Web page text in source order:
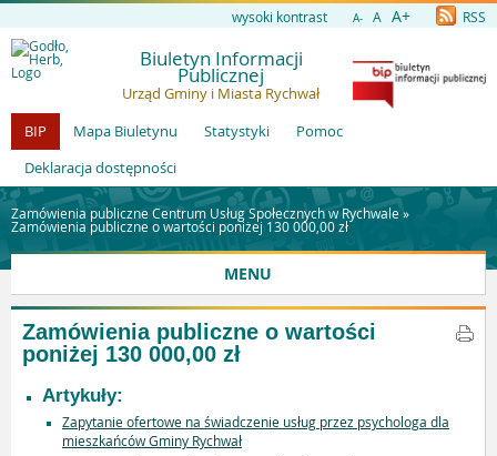
wysoki kontrast A- A A+ RSS
Biuletyn Informacji
Publicznej
Urząd Gminy i Miasta Rychwał
BIP
Mapa Biuletynu Statystyki
Pomoc
Deklaracja dostępności
Zamówienia publiczne Centrum Usług Społecznych w Rychwale »
Zamówienia publiczne o wartości poniżej 130 000,00 zł
MENU
Zamówienia publiczne o wartości
poniżej 130 000,00 zł
Artykuły:
Zapytanie ofertowe na świadczenie usług przez psychologa dla
mieszkańców Gminy Rychwał